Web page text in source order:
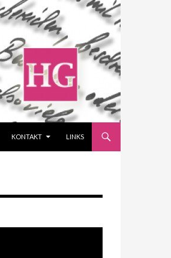
KONTAKT LINKS